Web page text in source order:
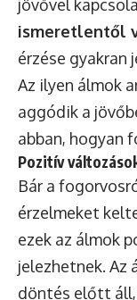
jövővel
ismeretlentől
érzése gyakran
Az ilyen álmok
aggódik a
abban, hogyan
Pozitív
Bár a
érzelmeket
ezek az álmok
jelezhetnek. Az
döntés előtt